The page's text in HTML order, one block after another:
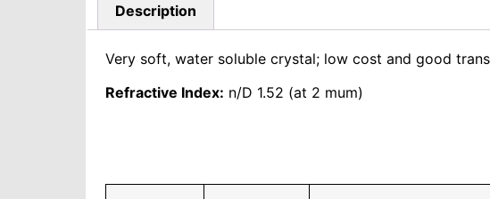
Description
Very soft, water soluble crystal; low cost and good
Refractive Index: n/D 1.52 (at 2 mum)